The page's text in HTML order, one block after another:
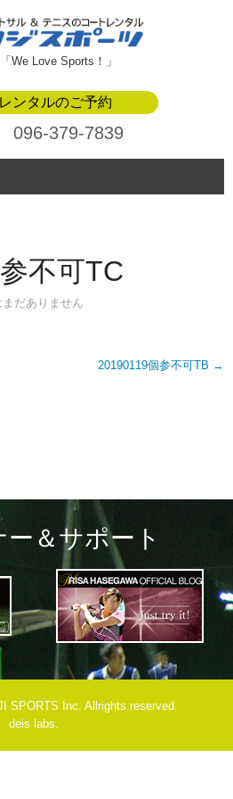
We Love Sports！」
ンタルのご予約
096-379-7839
不可TC
まだありません
20190119個参不可TB →
＆サポート
SPORTS Inc. Allrights reserved.
deis labs.